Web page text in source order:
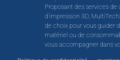
Proposant des services de
d’impression 3D,
de choix pour vous guider
matériel ou de
vous accompagner dans